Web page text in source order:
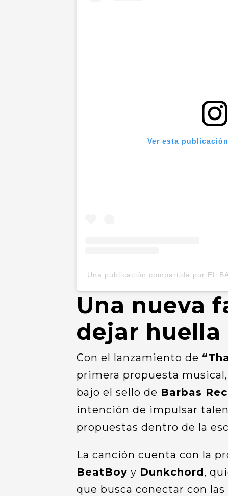
Ver esta
Una publicación compartida por EL
Una nueva
dejar huella
Con el lanzamiento de
primera propuesta
bajo el sello de Barbas
intención de impulsar
propuestas dentro de la
La canción cuenta con la
BeatBoy y Dunkchord,
que busca conectar con